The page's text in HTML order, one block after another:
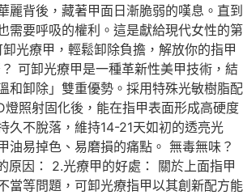
背後，藏著甲面日漸脆弱的嘆息。直到
需要呼吸的權利。這是獻給現代女性的第
光療甲，輕鬆卸除負擔，解放你的指甲
可卸光療甲是一種革新性美甲技術，結
和卸除」雙重優勢。採用特殊光敏樹脂配
燈照射固化後，能在指甲表面形成高硬度
久不脫落，維持14-21天如初的透亮光
油易掉色、易磨損的痛點。 無毒無味？
原因： 2.光療甲的好處： 關於上面指甲
當等問題，可卸光療指甲以其創新配方能